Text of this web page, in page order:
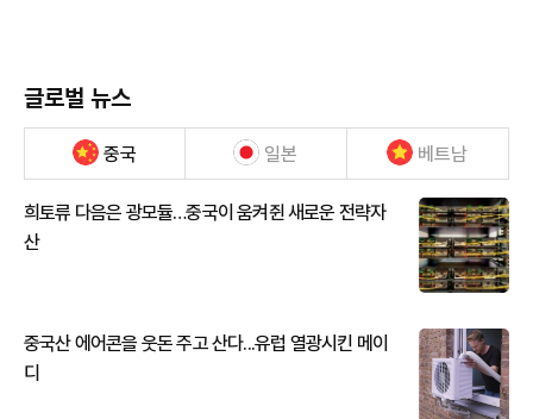
글로벌 뉴스
중국 일본 베트남
희토류 다음은 광모듈…중국이 움켜쥔 새로운 전략자
산
중국산 에어콘을 웃돈 주고 산다...유럽 열광시킨 메이
디